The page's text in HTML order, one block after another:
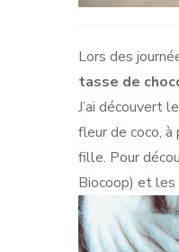
Lors des
tasse de
J’ai découvert
fleur de coco,
fille. Pour
Biocoop) et